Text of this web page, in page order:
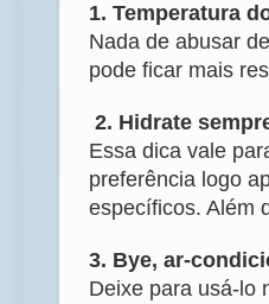
1. Temperatura
Nada de abusar
pode ficar mais
2. Hidrate
Essa dica vale
preferência logo
específicos. Além
3. Bye, ar-
Deixe para usá-lo